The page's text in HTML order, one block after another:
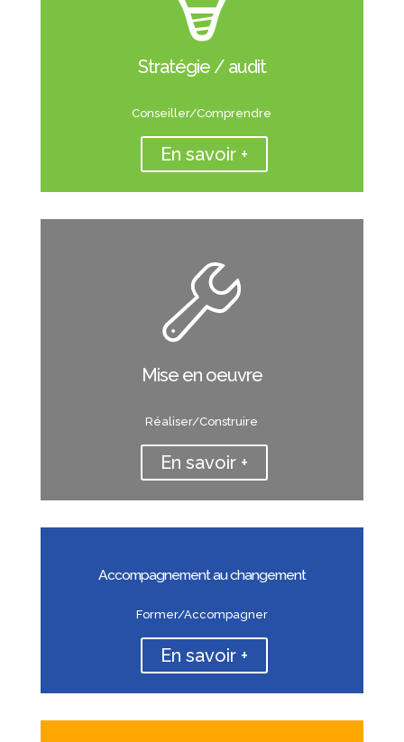
Stratégie / audit
Conseiller/Comprendre
En savoir +
Mise en oeuvre
Réaliser/Construire
En savoir +
Accompagnement au changement
Former/Accompagner
En savoir +